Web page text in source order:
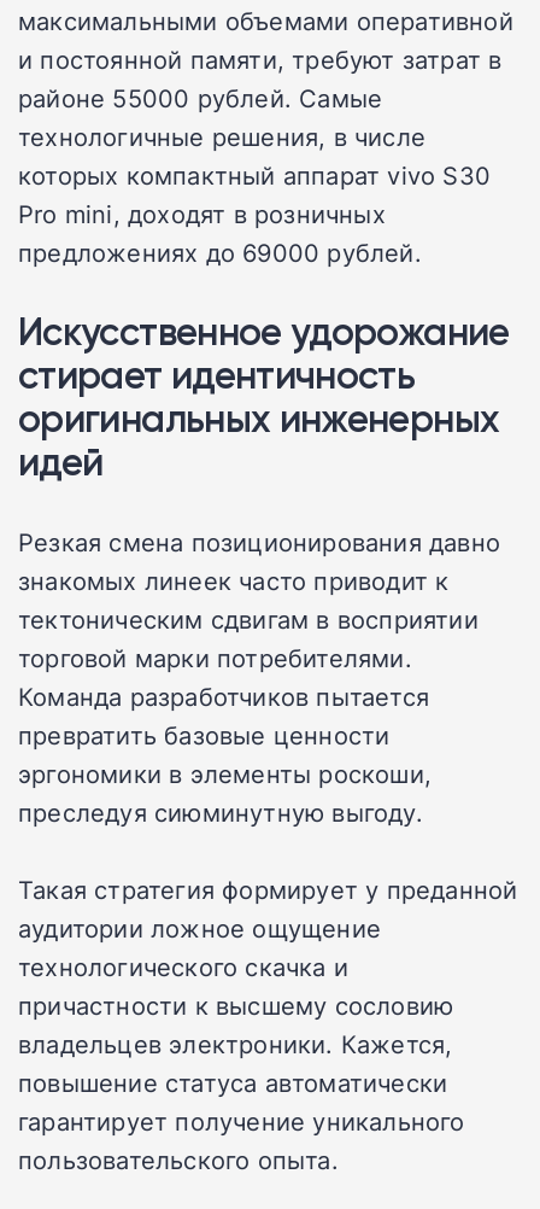
максимальными объемами оперативной
и постоянной памяти, требуют затрат в
районе 55000 рублей. Самые
технологичные решения, в числе
которых компактный аппарат vivo S30
Pro mini, доходят в розничных
предложениях до 69000 рублей.
Искусственное удорожание
стирает идентичность
оригинальных инженерных
идей
Резкая смена позиционирования давно
знакомых линеек часто приводит к
тектоническим сдвигам в восприятии
торговой марки потребителями.
Команда разработчиков пытается
превратить базовые ценности
эргономики в элементы роскоши,
преследуя сиюминутную выгоду.
Такая стратегия формирует у преданной
аудитории ложное ощущение
технологического скачка и
причастности к высшему сословию
владельцев электроники. Кажется,
повышение статуса автоматически
гарантирует получение уникального
пользовательского опыта.